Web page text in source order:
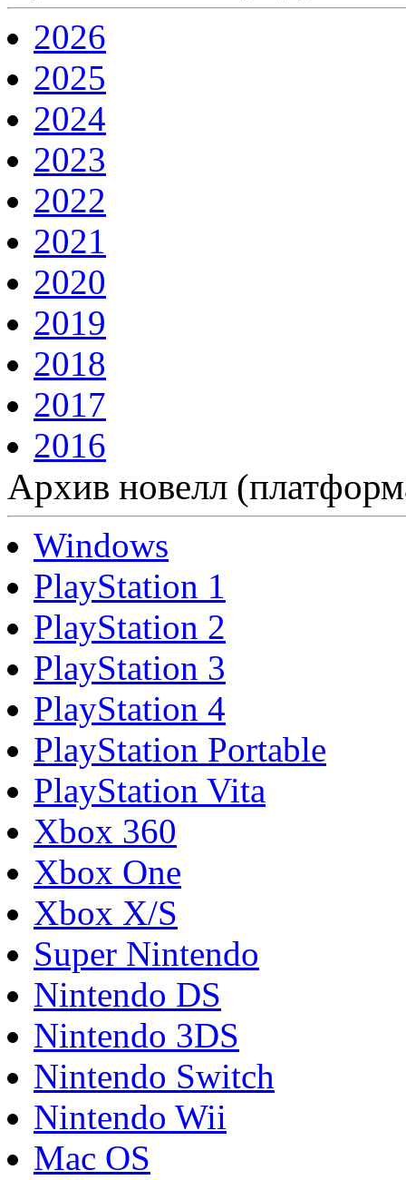
2026
2025
2024
2023
2022
2021
2020
2019
2018
2017
2016
Архив новелл
Windows
PlayStation 1
PlayStation 2
PlayStation 3
PlayStation 4
PlayStation Portable
PlayStation Vita
Xbox 360
Xbox One
Xbox X/S
Super Nintendo
Nintendo DS
Nintendo 3DS
Nintendo Switch
Nintendo Wii
Mac OS